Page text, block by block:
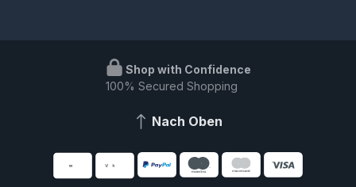
Shop with Confidence
100% Secured Shopping
Nach Oben